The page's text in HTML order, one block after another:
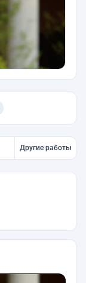
Другие работы